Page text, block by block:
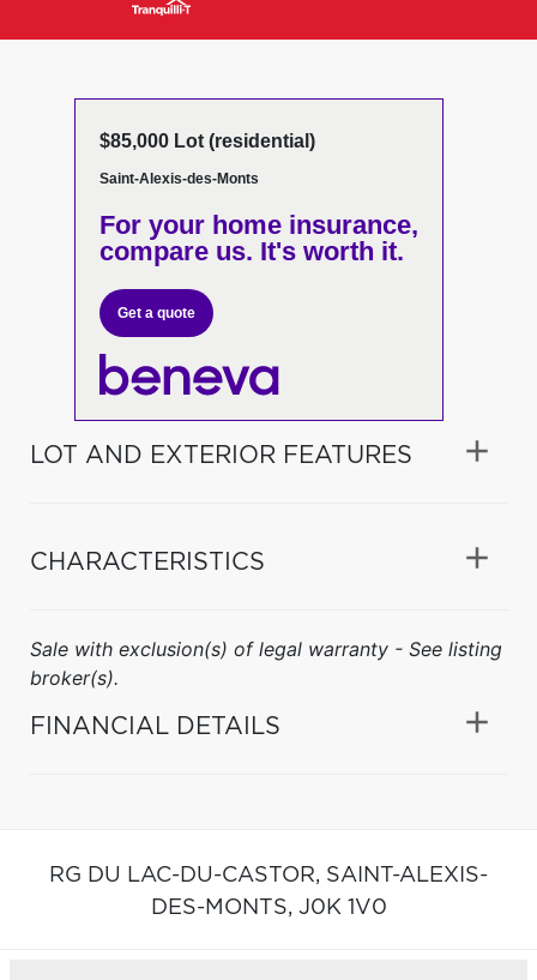
$85,000 Lot (residential)
Saint-Alexis-des-Monts
For your home insurance,
compare us. It's worth it.
Get a quote
LOT AND EXTERIOR FEATURES
CHARACTERISTICS
Sale with exclusion(s) of legal warranty - See listing
broker(s).
FINANCIAL DETAILS
RG DU LAC-DU-CASTOR, SAINT-ALEXIS-
DES-MONTS, J0K 1V0